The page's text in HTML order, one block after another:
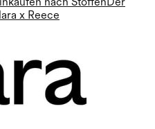
x Reece